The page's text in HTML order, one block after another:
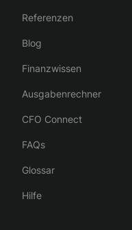
Referenzen
Blog
Finanzwissen
Ausgabenrechner
CFO Connect
FAQs
Glossar
Hilfe